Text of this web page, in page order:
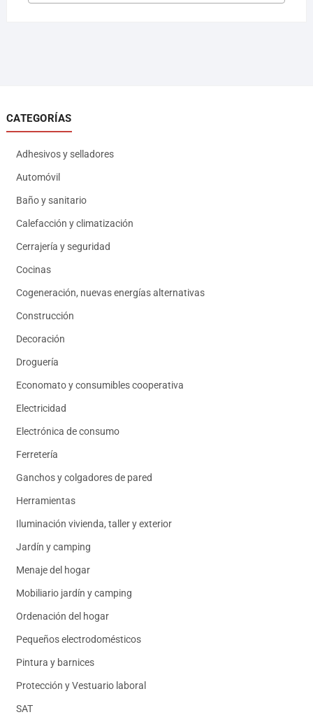
CATEGORÍAS
Adhesivos y selladores
Automóvil
Baño y sanitario
Calefacción y climatización
Cerrajería y seguridad
Cocinas
Cogeneración, nuevas energías alternativas
Construcción
Decoración
Droguería
Economato y consumibles cooperativa
Electricidad
Electrónica de consumo
Ferretería
Ganchos y colgadores de pared
Herramientas
Iluminación vivienda, taller y exterior
Jardín y camping
Menaje del hogar
Mobiliario jardín y camping
Ordenación del hogar
Pequeños electrodomésticos
Pintura y barnices
Protección y Vestuario laboral
SAT